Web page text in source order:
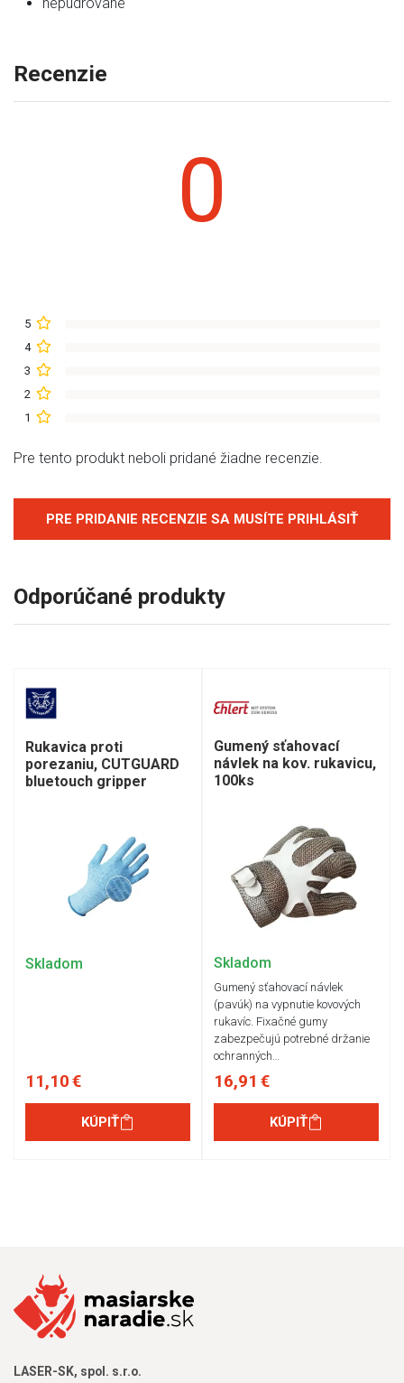
Recenzie
0
5
4
3
2
1
Pre tento produkt neboli pridané žiadne recenzie.
PRE PRIDANIE RECENZIE SA MUSÍTE PRIHLÁSIŤ
Odporúčané produkty
Rukavica proti
porezaniu, CUTGUARD
bluetouch gripper
Skladom
11,10 €
KÚPIŤ
Gumený sťahovací
návlek na kov. rukavicu,
100ks
Skladom
Gumený sťahovací návlek
(pavúk) na vypnutie kovových
rukavíc. Fixačné gumy
zabezpečujú potrebné držanie
ochranných…
16,91 €
KÚPIŤ
LASER-SK, spol. s.r.o.